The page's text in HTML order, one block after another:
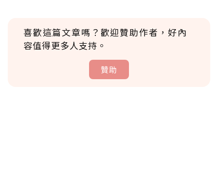
喜歡這篇文章嗎？歡迎贊助作者，好內
容值得更多人支持。
贊助